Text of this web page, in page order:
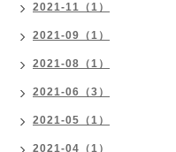
2021-11（1）
2021-09（1）
2021-08（1）
2021-06（3）
2021-05（1）
2021-04（1）